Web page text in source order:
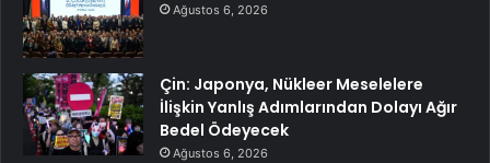
Ağustos 6, 2026
Çin: Japonya, Nükleer Meselelere
İlişkin Yanlış Adımlarından Dolayı Ağır
Bedel Ödeyecek
Ağustos 6, 2026